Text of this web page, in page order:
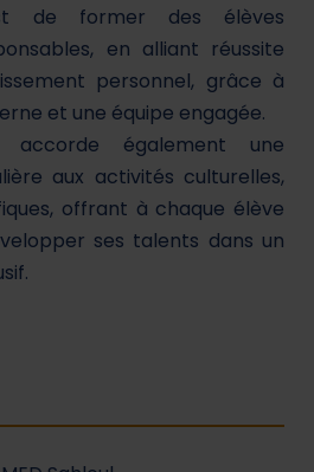
de former des élèves
en alliant réussite
personnel, grâce à
et une équipe engagée.
accorde également une
aux activités culturelles,
offrant à chaque élève
ses talents dans un